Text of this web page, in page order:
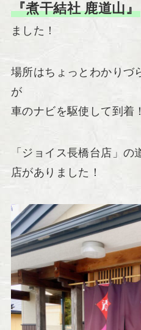
『煮干結社 鹿道山』
ました！
場所はちょっとわかりづ
が
車のナビを駆使して到着！
「ジョイス長橋台店」
店がありました！